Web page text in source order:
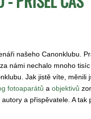
našeho Canonklubu.
námi nechalo mnoho
Jak jistě víte, měnili
fotoaparátů a objektivů
a přispěvatele. A